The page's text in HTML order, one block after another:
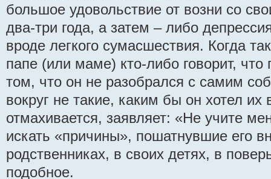
большое удовольствие от возни со
два-три года, а затем – либо
вроде легкого сумасшествия. Когда
папе (или маме) кто-либо говорит, что
том, что он не разобрался с самим
вокруг не такие, каким бы он хотел их
отмахивается, заявляет: «Не учите
искать «причины», пошатнувшие его
родственниках, в своих детях, в
подобное.